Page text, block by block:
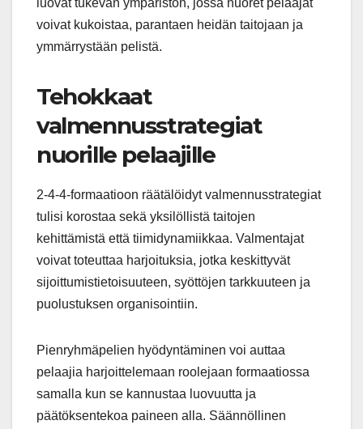
luovat tukevan ympäristön, jossa nuoret pelaajat
voivat kukoistaa, parantaen heidän taitojaan ja
ymmärrystään pelistä.
Tehokkaat
valmennusstrategiat
nuorille pelaajille
2-4-4-formaatioon räätälöidyt valmennusstrategiat
tulisi korostaa sekä yksilöllistä taitojen
kehittämistä että tiimidynamiikkaa. Valmentajat
voivat toteuttaa harjoituksia, jotka keskittyvät
sijoittumistietoisuuteen, syöttöjen tarkkuuteen ja
puolustuksen organisointiin.
Pienryhmäpelien hyödyntäminen voi auttaa
pelaajia harjoittelemaan roolejaan formaatiossa
samalla kun se kannustaa luovuutta ja
päätöksentekoa paineen alla. Säännöllinen